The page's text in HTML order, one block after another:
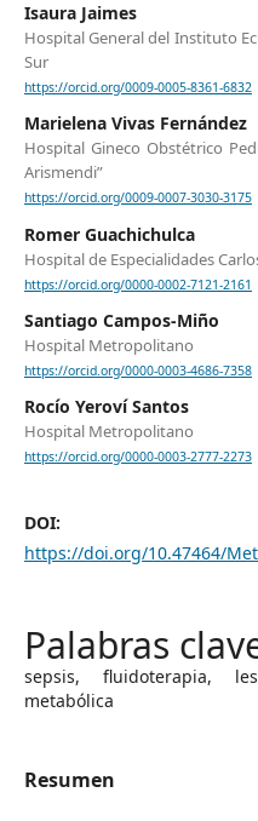
Isaura Jaimes
Hospital General del Instituto
Sur
https://orcid.org/0009-0005-8361-6832
Marielena Vivas Fernández
Hospital Gineco Obstétrico
Arismendi”
https://orcid.org/0009-0007-3030-3175
Romer Guachichulca
Hospital de Especialidades
https://orcid.org/0000-0002-7121-2161
Santiago Campos-Miño
Hospital Metropolitano
https://orcid.org/0000-0003-4686-7358
Rocío Yeroví Santos
Hospital Metropolitano
https://orcid.org/0000-0003-2777-2273
DOI:
https://doi.org/10.47464/
sepsis, fluidoterapia,
metabólica
Resumen